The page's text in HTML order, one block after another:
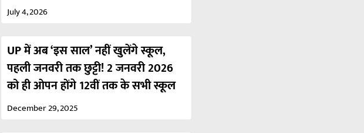
July 4, 2026
UP में अब ‘इस साल’ नहीं खुलेंगे स्कूल,
पहली जनवरी तक छुट्टी! 2 जनवरी 2026
को ही ओपन होंगे 12वीं तक के सभी स्कूल
December 29, 2025